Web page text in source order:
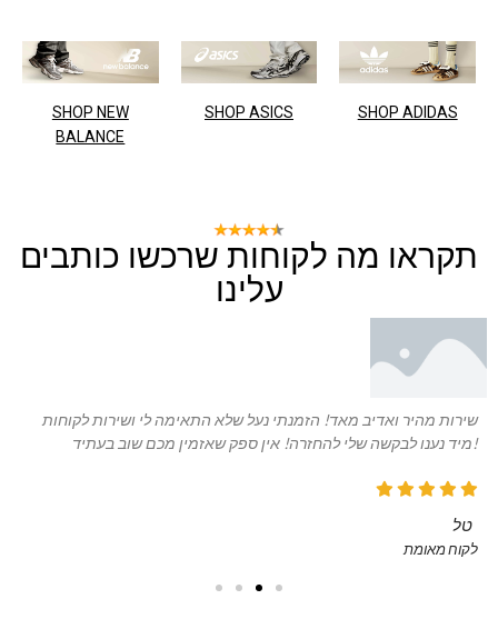
SHOP NEW
BALANCE
SHOP ASICS SHOP ADIDAS
תקראו מה לקוחות שרכשו כותבים
עלינו
שירות מהיר ואדיב מאד! הזמנתי נעל שלא התאימה לי ושירות לקוחות
מיד נענו לבקשה שלי להחזרה! אין ספק שאזמין מכם שוב בעתיד!
טל
לקוח מאומת